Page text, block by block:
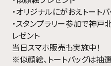
・オリジナルにがおえトート
・スタンプラリー参加で神戸
レゼント
当日スマホ販売も実施中！
※似顔絵、トートバッグは抽選